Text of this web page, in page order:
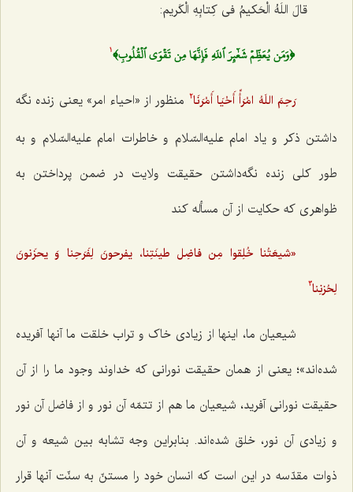
قالَ اللَهُ الْحَکیمُ فی کِتابِهِ الْکَریم:
﴿وَمَن يُعَظِّمۡ شَعٰٓئِرَ ٱللَهِ فَإِنَّهَا مِن تَقۡوَى ٱلۡقُلُوبِ﴾1
رَحِمَ اللَهُ امْرَأً أَحْیَا أَمْرَنَا2
منظور از «احیاء امر» یعنی زنده نگه
داشتن ذکر و یاد امام علیه‌السّلام و خاطرات امام علیه‌السّلام و به
طور کلی زنده نگه‌داشتن حقیقت ولایت در ضمن پرداختن به
ظواهری که حکایت از آن مسأله کند
«شیعَتُنا خُلِقوا مِن فاضِل طینَتِنا، یفرحونَ لِفَرَحِنا وَ یحزَنونَ
لِحُزنِنا3
شیعیان ما، اینها از زیادی خاک و تراب خلقت ما آنها آفریده
شده‌اند»؛ یعنی از همان حقیقت نورانی که خداوند وجود ما را از آن
حقیقت نورانی آفرید، شیعیان ما هم از تتمّه آن نور و از فاضل آن نور
و زیادی آن نور، خلق شده‌اند. بنابراین وجه تشابه بین شیعه و آن
ذوات مقدّسه در این است که انسان خود را مستنّ به سنّت آنها قرار